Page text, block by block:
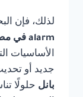
لذلك، فإن
alarm في مصر
الأساسيات
جديد أو
بانل حلولًا